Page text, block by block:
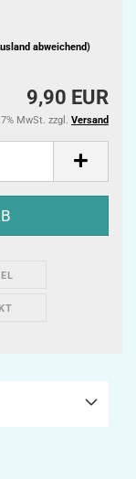
abweichend)
9,90 EUR
MwSt. zzgl. Versand